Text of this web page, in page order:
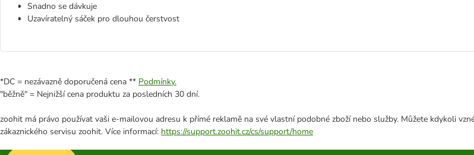
Snadno se dávkuje
Uzavíratelný sáček pro dlouhou čerstvost
*DC = nezávazně doporučená cena ** Podmínky.
"běžně" = Nejnižší cena produktu za posledních 30 dní.
zoohit má právo používat vaši e-mailovou adresu k přímé reklamě na své vlastní podobné zboží nebo služby. Můžete kdykoli
zákaznického servisu zoohit. Více informací: https://support.zoohit.cz/cs/support/home